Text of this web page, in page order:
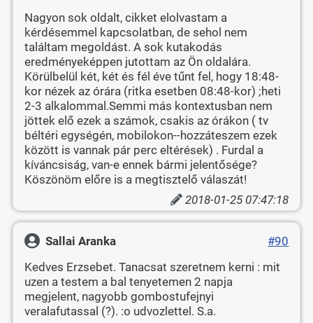
Nagyon sok oldalt, cikket elolvastam a
kérdésemmel kapcsolatban, de sehol nem
találtam megoldást. A sok kutakodás
eredményeképpen jutottam az Ön oldalára.
Körülbelül két, két és fél éve tűnt fel, hogy 18:48-
kor nézek az órára (ritka esetben 08:48-kor) ;heti
2-3 alkalommal.Semmi más kontextusban nem
jöttek elő ezek a számok, csakis az órákon ( tv
béltéri egységén, mobilokon--hozzáteszem ezek
között is vannak pár perc eltérések) . Furdal a
kíváncsiság, van-e ennek bármi jelentősége?
Köszönöm előre is a megtisztelő válaszát!
2018-01-25 07:47:18
Sallai Aranka
#90
Kedves Erzsebet. Tanacsat szeretnem kerni : mit
uzen a testem a bal tenyetemen 2 napja
megjelent, nagyobb gombostufejnyi
veralafutassal (?). :o udvozlettel. S.a.